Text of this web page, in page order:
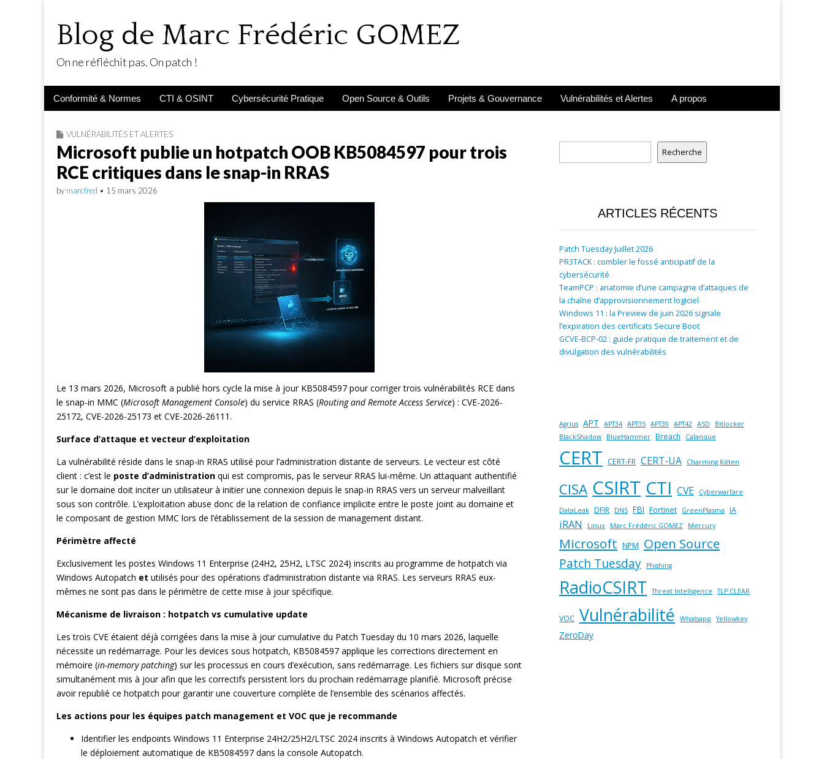
Blog de Marc Frédéric GOMEZ
On ne réfléchit pas. On patch !
Main
Skip
Conformité & Normes CTI & OSINT Cybersécurité Pratique Open Source & Outils Projets & Gouvernance Vulnérabilités et Alertes A propos
VULNÉRABILITÉS ET ALERTES
Microsoft publie un hotpatch OOB KB5084597 pour trois
RCE critiques dans le snap-in RRAS
by marcfred • 15 mars 2026
Le 13 mars 2026, Microsoft a publié hors cycle la mise à jour KB5084597 pour corriger trois vulnérabilités RCE dans
le snap-in MMC (Microsoft Management Console) du service RRAS (Routing and Remote Access Service) : CVE-2026-
25172, CVE-2026-25173 et CVE-2026-26111.
Surface d’attaque et vecteur d’exploitation
La vulnérabilité réside dans le snap-in RRAS utilisé pour l’administration distante de serveurs. Le vecteur est côté
client : c’est le poste d’administration qui est compromis, pas le serveur RRAS lui-même. Un attaquant authentifié
sur le domaine doit inciter un utilisateur à initier une connexion depuis le snap-in RRAS vers un serveur malveillant
sous son contrôle. L’exploitation abuse donc de la relation de confiance implicite entre le poste joint au domaine et
le composant de gestion MMC lors de l’établissement de la session de management distant.
Périmètre affecté
Exclusivement les postes Windows 11 Enterprise (24H2, 25H2, LTSC 2024) inscrits au programme de hotpatch via
Windows Autopatch et utilisés pour des opérations d’administration distante via RRAS. Les serveurs RRAS eux-
mêmes ne sont pas dans le périmètre de cette mise à jour spécifique.
Mécanisme de livraison : hotpatch vs cumulative update
Les trois CVE étaient déjà corrigées dans la mise à jour cumulative du Patch Tuesday du 10 mars 2026, laquelle
nécessite un redémarrage. Pour les devices sous hotpatch, KB5084597 applique les corrections directement en
mémoire (in-memory patching) sur les processus en cours d’exécution, sans redémarrage. Les fichiers sur disque sont
simultanément mis à jour afin que les correctifs persistent lors du prochain redémarrage planifié. Microsoft précise
avoir republié ce hotpatch pour garantir une couverture complète de l’ensemble des scénarios affectés.
Les actions pour les équipes patch management et VOC que je recommande
Identifier les endpoints Windows 11 Enterprise 24H2/25H2/LTSC 2024 inscrits à Windows Autopatch et vérifier
le déploiement automatique de KB5084597 dans la console Autopatch.
Recherche
ARTICLES RÉCENTS
Patch Tuesday Juillet 2026
PR3TACK : combler le fossé anticipatif de la
cybersécurité
TeamPCP : anatomie d’une campagne d’attaques de
la chaîne d’approvisionnement logiciel
Windows 11 : la Preview de juin 2026 signale
l’expiration des certificats Secure Boot
GCVE-BCP-02 : guide pratique de traitement et de
divulgation des vulnérabilités
Agrius APT APT34 APT35 APT39 APT42 ASD
Bitlocker
BlackShadow
BlueHammer Breach Calanque
CERT CERT-FR CERT-UA Charming Kitten
CISA CSIRT CTI CVE Cyberwarfare
DataLeak DFIR DNS FBI Fortinet GreenPlasma IA
iRAN Linux Marc Frédéric GOMEZ Mercury
Microsoft NPM Open Source
Patch Tuesday Phishing
RadioCSIRT Threat Intelligence TLP:CLEAR
VOC Vulnérabilité Whatsapp Yellowkey
ZeroDay